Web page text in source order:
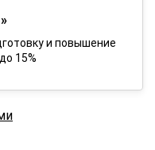
и повышение
15%